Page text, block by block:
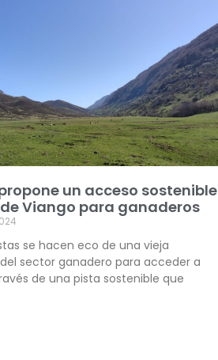
propone un acceso sostenible
Viango para ganaderos
se hacen eco de una vieja
sector ganadero para acceder a
de una pista sostenible que